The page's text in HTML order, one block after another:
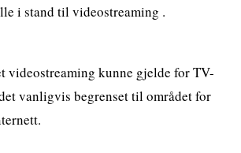
i stand til videostreaming .
videostreaming kunne gjelde for TV-
vanligvis begrenset til området for